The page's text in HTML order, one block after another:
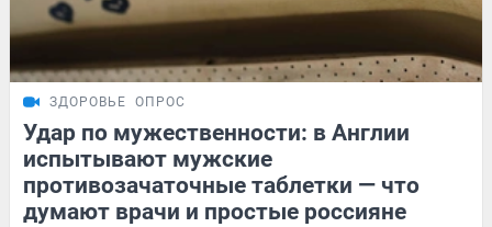
ЗДОРОВЬЕ ОПРОС
Удар по мужественности: в Англии
испытывают мужские
противозачаточные таблетки — что
думают врачи и простые россияне